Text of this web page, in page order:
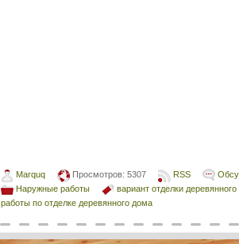
Marquq Просмотров: 5307 RSS
Наружные работы
вариант отделки
работы по отделке деревянного дома